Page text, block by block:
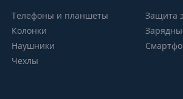
Телефоны и планшеты
Колонки
Наушники
Чехлы
Защита